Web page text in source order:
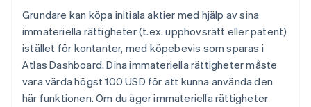
Grundare kan köpa initiala aktier med hjälp av sina
immateriella rättigheter (t.ex. upphovsrätt eller patent)
istället för kontanter, med köpebevis som sparas i
Atlas Dashboard. Dina immateriella rättigheter måste
vara värda högst 100 USD för att kunna använda den
här funktionen. Om du äger immateriella rättigheter